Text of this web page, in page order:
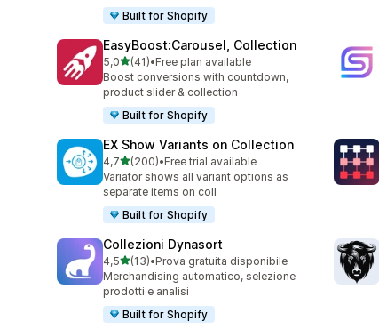
Built for Shopify
EasyBoost:Carousel, Collection
5,0stelle su 5
(41)
41 recensioni totali
•Free plan available
Boost conversions with countdown,
product slider & collection
Built for Shopify
EX Show Variants on Collection
4,7stelle su 5
(200)
200 recensioni totali
•Free trial available
Variator shows all variant options as
separate items on coll
Built for Shopify
Collezioni Dynasort
4,5stelle su 5
(13)
13 recensioni totali
•Prova gratuita disponibile
Merchandising automatico, selezione
prodotti e analisi
Built for Shopify